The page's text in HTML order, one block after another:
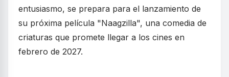
entusiasmo, se prepara para el lanzamiento de
su próxima película "Naagzilla", una comedia de
criaturas que promete llegar a los cines en
febrero de 2027.